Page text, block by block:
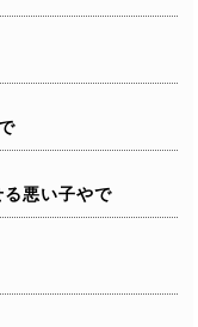
悪い子やで